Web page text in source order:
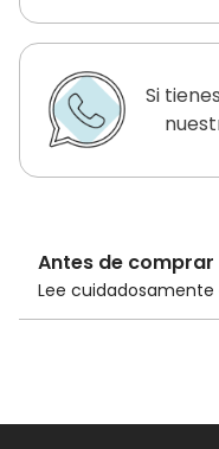
Si
Antes de
Lee
menores de